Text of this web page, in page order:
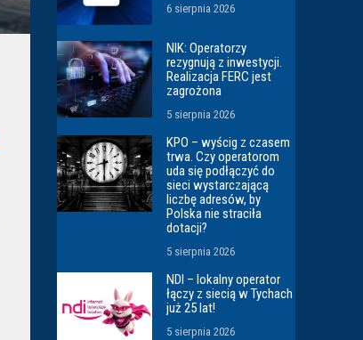
6 sierpnia 2026
NIK: Operatorzy
rezygnują z inwestycji.
Realizacja FERC jest
zagrożona
5 sierpnia 2026
KPO – wyścig z czasem
trwa. Czy operatorom
uda się podłączyć do
sieci wystarczającą
liczbę adresów, by
Polska nie straciła
dotacji?
5 sierpnia 2026
NDI – lokalny operator
łączy z siecią w Tychach
już 25 lat!
5 sierpnia 2026